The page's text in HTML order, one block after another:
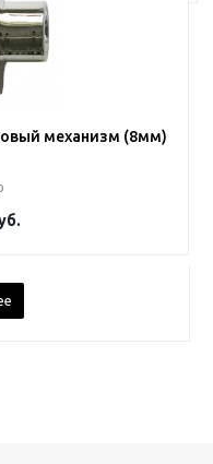
механизм (8мм)